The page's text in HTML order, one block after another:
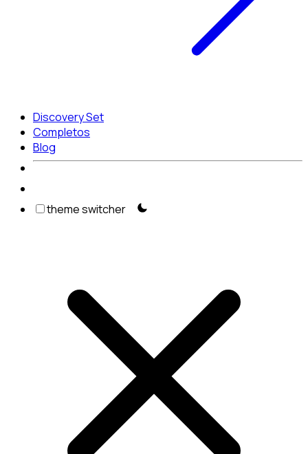
Discovery Set
Completos
Blog
theme switcher